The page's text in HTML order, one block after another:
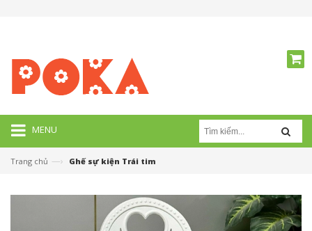
MENU
Trang chủ —› Ghế sự kiện Trái tim